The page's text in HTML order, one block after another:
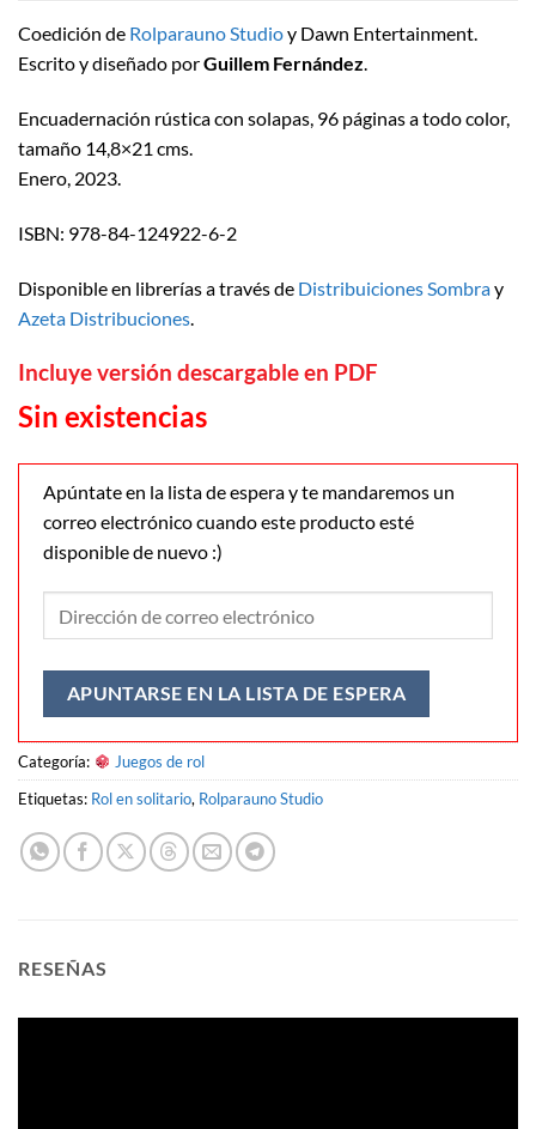
Coedición de Rolparauno Studioy Dawn Entertainment.
Escrito y diseñado porGuillem Fernández.
Encuadernación rústica con solapas, 96 páginas a todo color,
tamaño 14,8×21 cms.
Enero, 2023.
ISBN: 978-84-124922-6-2
Disponible en librerías a través de Distribuiciones Sombray
Azeta Distribuciones.
Incluye versión descargable en PDF
Sin existencias
Apúntate en la lista de espera y te mandaremos un
correo electrónico cuando este producto esté
disponible de nuevo :)
correo
electrónico
para
unirse
la
de
producto
APUNTARSE EN LA LISTA DE ESPERA
Categoría:
Juegos de rol
Etiquetas: Rol en solitario, Rolparauno Studio
RESEÑAS